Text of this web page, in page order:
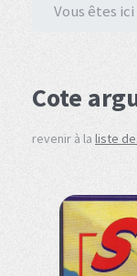
Vous êtes ici
Cote
revenir à la liste